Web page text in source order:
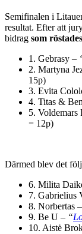
Semifinalen i
resultat. Efter att
bidrag som
1. Gebrasy –
2. Martyna
15p)
3. Evita
4. Titas &
5. Voldemars
= 12p)
Därmed blev det
6. Milita
7. Gabrielius
8. Norbertas –
9. Be U – “
10. Aistė